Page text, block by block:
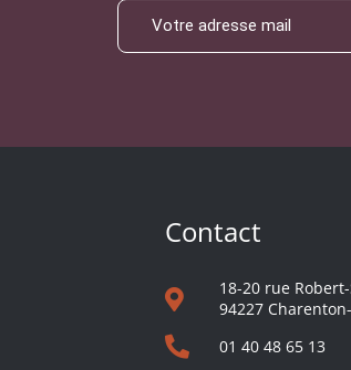
Contact
18-20 rue
94227
01 40 48 65 13